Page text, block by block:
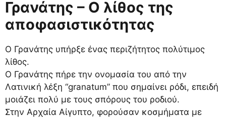
Γρανάτης – Ο λίθος της
αποφασιστικότητας
Ο Γρανάτης υπήρξε ένας περιζήτητος πολύτιμος
λίθος.
Ο Γρανάτης πήρε την ονομασία του από την
Λατινική λέξη “granatum” που σημαίνει ρόδι, επειδή
μοιάζει πολύ με τους σπόρους του ροδιού.
Στην Αρχαία Αίγυπτο, φορούσαν κοσμήματα με